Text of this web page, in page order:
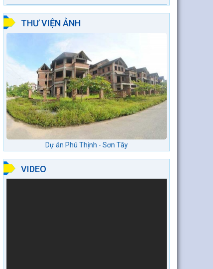
Văn Lương kéo dài. Trung tâm
thương mại Phố chợ Đô...
THƯ VIỆN ẢNH
Dự án Phú Thịnh - Sơn Tây
VIDEO